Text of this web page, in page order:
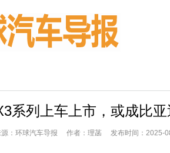
系列上车上市，或成比
源：环球汽车导报 作者：理菡 发布时间：2025-